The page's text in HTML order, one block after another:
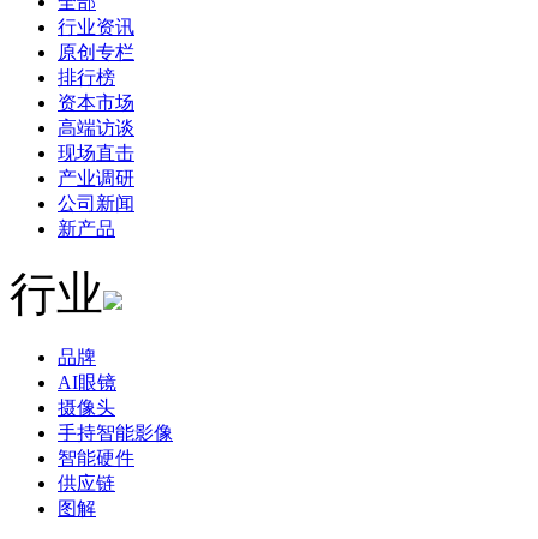
行业资讯
原创专栏
排行榜
资本市场
高端访谈
现场直击
产业调研
公司新闻
新产品
行业
品牌
AI眼镜
摄像头
手持智能影像
智能硬件
供应链
图解